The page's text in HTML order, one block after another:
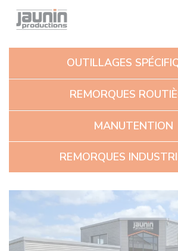
OUTILLAGES
REMORQUES
MANUTENTION
REMORQUES